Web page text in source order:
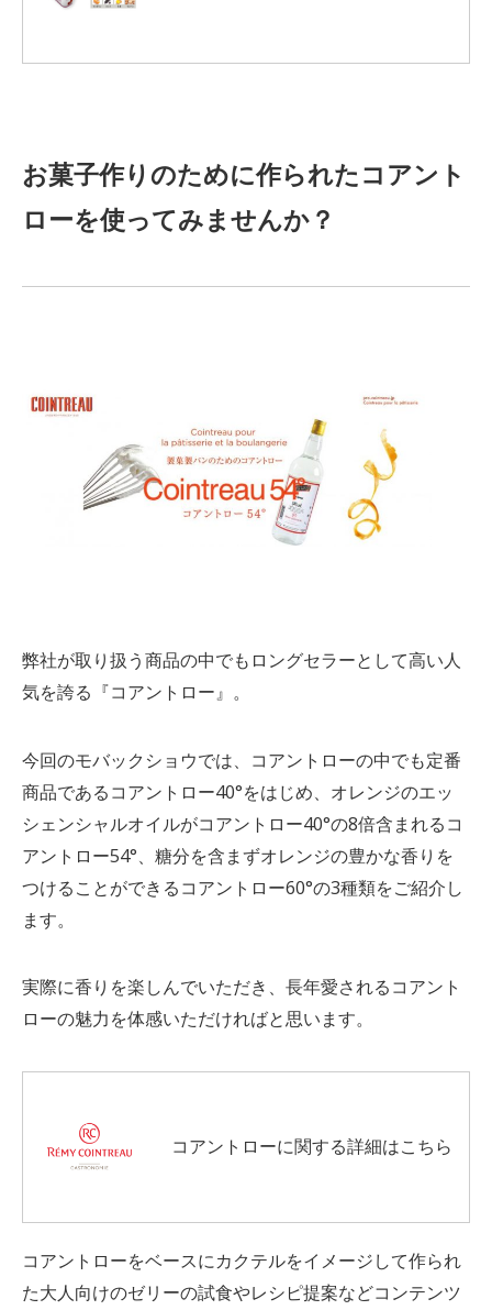
お菓子作りのために作られたコアント
ローを使ってみませんか？
弊社が取り扱う商品の中でもロングセラーとして高い人
気を誇る『コアントロー』。
今回のモバックショウでは、コアントローの中でも定番
商品であるコアントロー40°をはじめ、オレンジのエッ
シェンシャルオイルがコアントロー40°の8倍含まれるコ
アントロー54°、糖分を含まずオレンジの豊かな香りを
つけることができるコアントロー60°の3種類をご紹介し
ます。
実際に香りを楽しんでいただき、長年愛されるコアント
ローの魅力を体感いただければと思います。
コアントローに関する詳細はこちら
コアントローをベースにカクテルをイメージして作られ
た大人向けのゼリーの試食やレシピ提案などコンテンツ